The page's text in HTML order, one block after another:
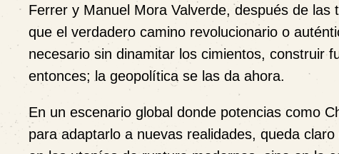
Ferrer y Manuel Mora Valverde, después de
que el verdadero camino revolucionario o
necesario sin dinamitar los cimientos, construir
entonces; la geopolítica se las da ahora.
En un escenario global donde potencias como
para adaptarlo a nuevas realidades, queda